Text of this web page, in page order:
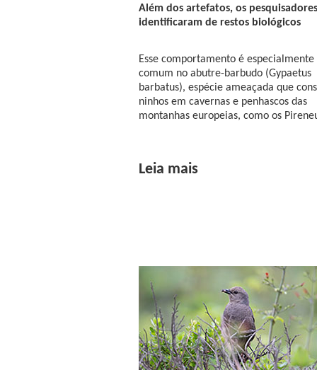
Além dos artefatos, os pesquisadores
identificaram de restos biológicos
Esse comportamento é especialmente
comum no abutre-barbudo (Gypaetus
barbatus), espécie ameaçada que
ninhos em cavernas e penhascos das
montanhas europeias, como os
Leia mais